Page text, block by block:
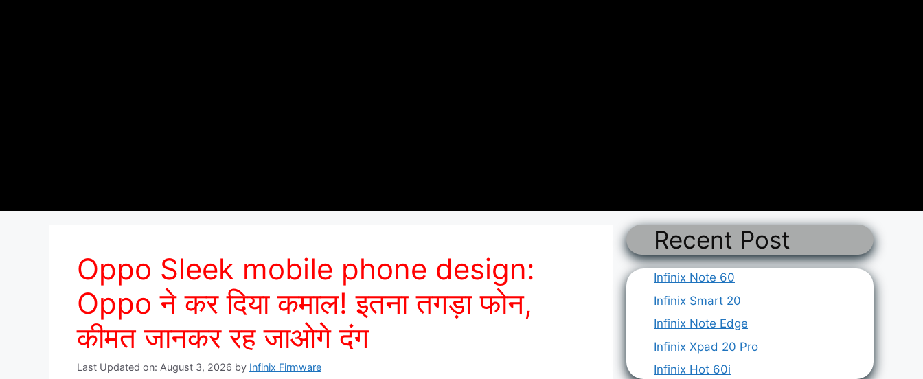
Oppo Sleek mobile phone design:
Oppo ने कर दिया कमाल! इतना तगड़ा फोन,
कीमत जानकर रह जाओगे दंग
Last Updated on: August 3, 2026 by Infinix Firmware
Recent Post
Infinix Note 60
Infinix Smart 20
Infinix Note Edge
Infinix Xpad 20 Pro
Infinix Hot 60i